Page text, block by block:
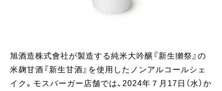
旭酒造株式會社が製造する純米大吟醸『新生獺祭』の
米麹甘酒『新生甘酒』を使用したノンアルコールシェ
イク。モスバーガー店舗では、2024年７月17日（水）か